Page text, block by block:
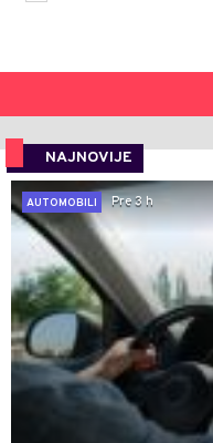
NAJNOVIJE
AUTOMOBILI
Pre 3 h